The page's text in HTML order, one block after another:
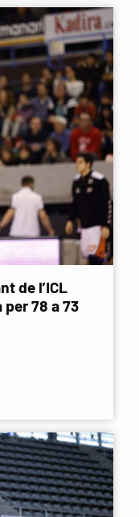
de l’ICL
78 a 73